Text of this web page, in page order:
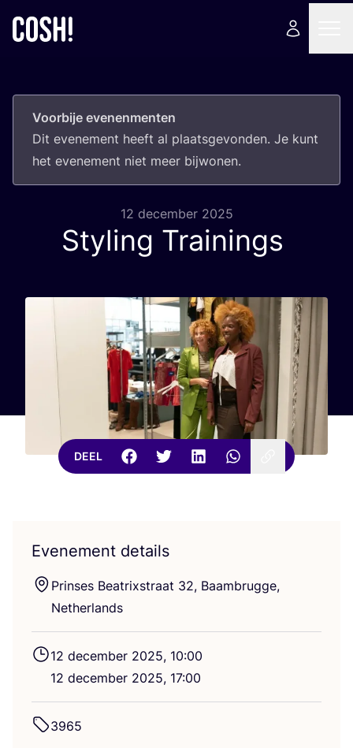
Voorbije evenenmenten
Dit eve­ne­ment heeft al plaats­ge­von­den. Je kunt
het eve­ne­ment niet meer bijwonen.
12 december 2025
Styling Trainings
DEEL
Evenement details
Prin­ses Bea­trix­straat 32, Baam­brug­ge,
Netherlands
12 decem­ber 2025, 10:00
12 decem­ber 2025, 17:00
3965